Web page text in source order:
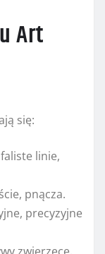
Art
się:
faliste linie,
pnącza.
precyzyjne